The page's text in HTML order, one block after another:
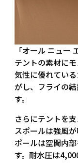
「オール ニュー
テントの素材に
気性に優れてい
がし、フライの
す。
さらにテントを
スポールは強風
ポールは空間内
す。耐水圧は